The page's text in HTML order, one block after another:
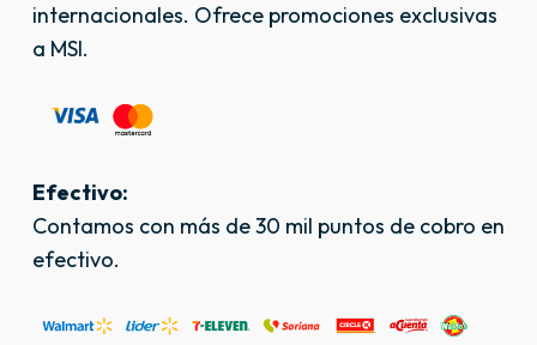
internacionales. Ofrece promociones exclusivas
a MSI.
Efectivo:
Contamos con más de 30 mil puntos de cobro en
efectivo.